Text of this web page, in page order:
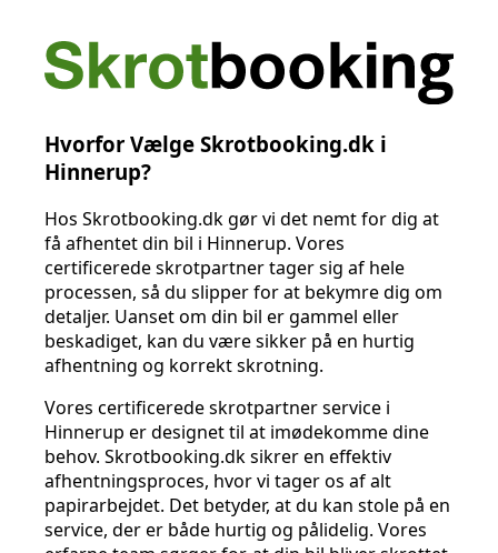
Hvorfor Vælge Skrotbooking.dk i
Hinnerup?
Hos Skrotbooking.dk gør vi det nemt for dig at
få afhentet din bil i Hinnerup. Vores
certificerede skrotpartner tager sig af hele
processen, så du slipper for at bekymre dig om
detaljer. Uanset om din bil er gammel eller
beskadiget, kan du være sikker på en hurtig
afhentning og korrekt skrotning.
Vores certificerede skrotpartner service i
Hinnerup er designet til at imødekomme dine
behov. Skrotbooking.dk sikrer en effektiv
afhentningsproces, hvor vi tager os af alt
papirarbejdet. Det betyder, at du kan stole på en
service, der er både hurtig og pålidelig. Vores